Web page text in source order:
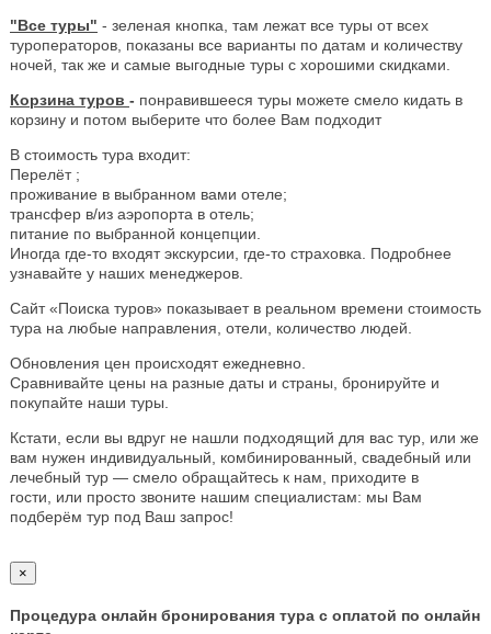
"Все туры" - зеленая кнопка, там лежат все туры от всех
туроператоров, показаны все варианты по датам и количеству
ночей, так же и самые выгодные туры с хорошими скидками.
Корзина туров - понравившееся туры можете смело кидать в
корзину и потом выберите что более Вам подходит
В стоимость тура входит:
Перелёт ;
проживание в выбранном вами отеле;
трансфер в/из аэропорта в отель;
питание по выбранной концепции.
Иногда где-то входят экскурсии, где-то страховка. Подробнее
узнавайте у наших менеджеров.
Сайт «Поиска туров» показывает в реальном времени стоимость
тура на любые направления, отели, количество людей.
Обновления цен происходят ежедневно.
Сравнивайте цены на разные даты и страны, бронируйте и
покупайте наши туры.
Кстати, если вы вдруг не нашли подходящий для вас тур, или же
вам нужен индивидуальный, комбинированный, свадебный или
лечебный тур — смело обращайтесь к нам, приходите в
гости, или просто звоните нашим специалистам: мы Вам
подберём тур под Ваш запрос!
×
Процедура онлайн бронирования тура с оплатой по онлайн